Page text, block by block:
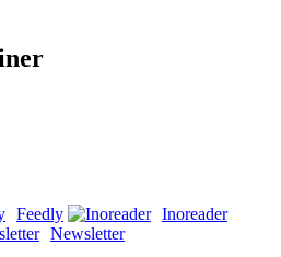
Feedly
Inoreader
Newsletter